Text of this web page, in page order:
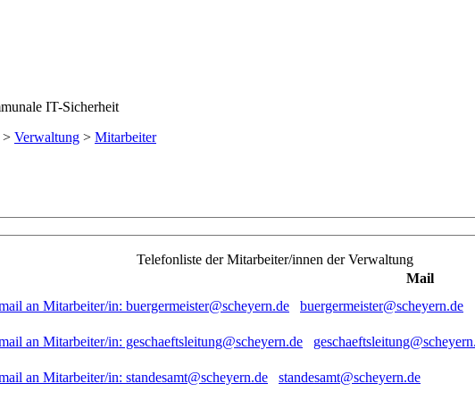
> Verwaltung > Mitarbeiter
Telefonliste der Mitarbeiter/innen der Verwaltung
Mail
buergermeister@scheyern.de
standesamt@scheyern.de